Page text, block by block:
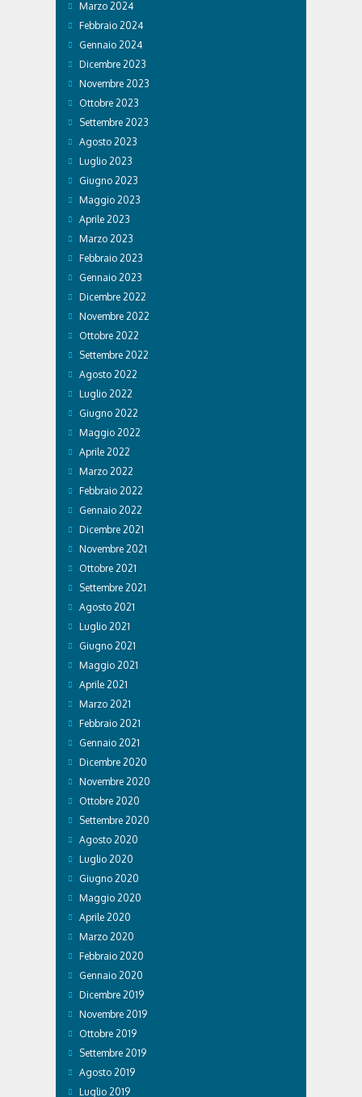
Marzo 2024
Febbraio 2024
Gennaio 2024
Dicembre 2023
Novembre 2023
Ottobre 2023
Settembre 2023
Agosto 2023
Luglio 2023
Giugno 2023
Maggio 2023
Aprile 2023
Marzo 2023
Febbraio 2023
Gennaio 2023
Dicembre 2022
Novembre 2022
Ottobre 2022
Settembre 2022
Agosto 2022
Luglio 2022
Giugno 2022
Maggio 2022
Aprile 2022
Marzo 2022
Febbraio 2022
Gennaio 2022
Dicembre 2021
Novembre 2021
Ottobre 2021
Settembre 2021
Agosto 2021
Luglio 2021
Giugno 2021
Maggio 2021
Aprile 2021
Marzo 2021
Febbraio 2021
Gennaio 2021
Dicembre 2020
Novembre 2020
Ottobre 2020
Settembre 2020
Agosto 2020
Luglio 2020
Giugno 2020
Maggio 2020
Aprile 2020
Marzo 2020
Febbraio 2020
Gennaio 2020
Dicembre 2019
Novembre 2019
Ottobre 2019
Settembre 2019
Agosto 2019
Luglio 2019